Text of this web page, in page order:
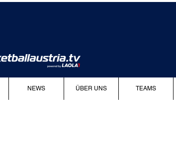
NEWS ÜBER UNS TEAMS